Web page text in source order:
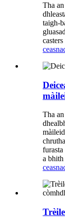
Tha
taigh-
Tha
furasta
a bhith